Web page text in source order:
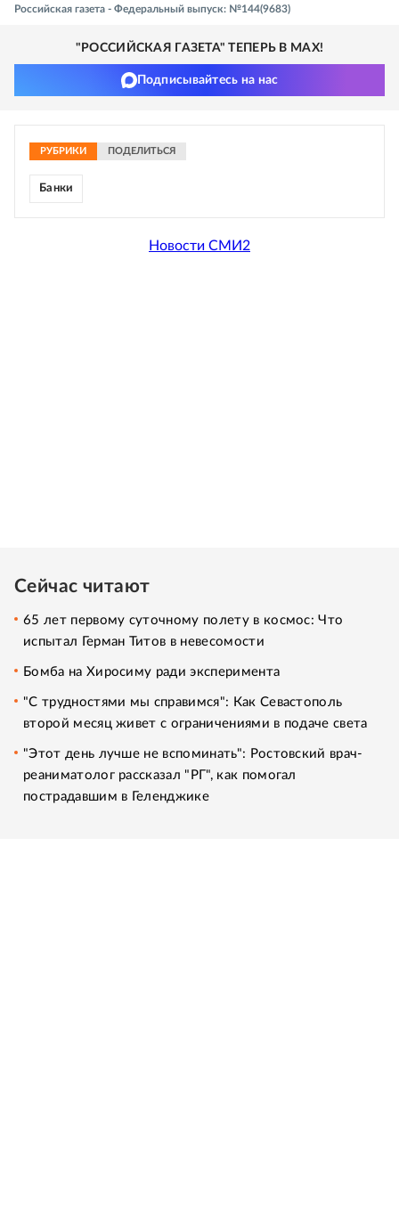
Российская газета - Федеральный выпуск: №144(9683)
"РОССИЙСКАЯ ГАЗЕТА" ТЕПЕРЬ В MAX!
Подписывайтесь на нас
РУБРИКИ ПОДЕЛИТЬСЯ
Банки
Новости СМИ2
Сейчас читают
65 лет первому суточному полету в космос: Что
испытал Герман Титов в невесомости
Бомба на Хиросиму ради эксперимента
"С трудностями мы справимся": Как Севастополь
второй месяц живет с ограничениями в подаче света
"Этот день лучше не вспоминать": Ростовский врач-
реаниматолог рассказал "РГ", как помогал
пострадавшим в Геленджике